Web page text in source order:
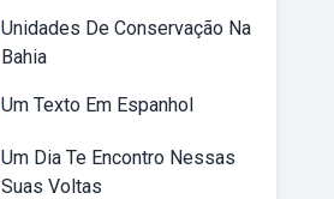
Unidades De Conservação Na
Bahia
Um Texto Em Espanhol
Um Dia Te Encontro Nessas
Suas Voltas